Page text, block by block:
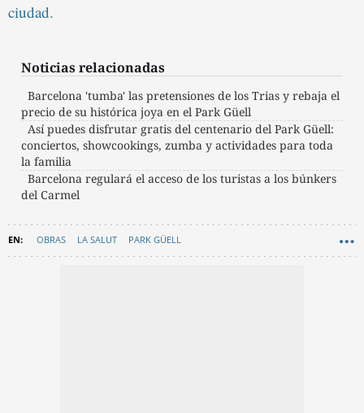
ciudad.
Noticias relacionadas
Barcelona 'tumba' las pretensiones de los Trias y rebaja el
precio de su histórica joya en el Park Güell
Así puedes disfrutar gratis del centenario del Park Güell:
conciertos, showcookings, zumba y actividades para toda
la familia
Barcelona regulará el acceso de los turistas a los búnkers
del Carmel
OBRAS LA SALUT PARK GÜELL